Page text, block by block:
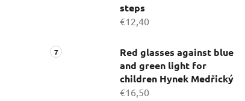
steps
€12,40
Red glasses against blue
and green light for
children Hynek Medřický
€16,50